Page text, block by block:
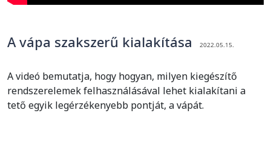
A vápa szakszerű kialakítása 2022.05.15.
A videó bemutatja, hogy hogyan, milyen kiegészítő
rendszerelemek felhasználásával lehet kialakítani a
tető egyik legérzékenyebb pontját, a vápát.